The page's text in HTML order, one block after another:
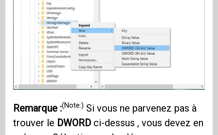
Remarque :(Note:) Si vous ne parvenez pas à
trouver le DWORD ci-dessus , vous devez en